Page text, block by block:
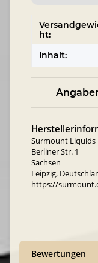
ht:
Inhalt:
Surmount Liquids
Berliner Str. 1
Sachsen
Leipzig,
https://
Bewertungen